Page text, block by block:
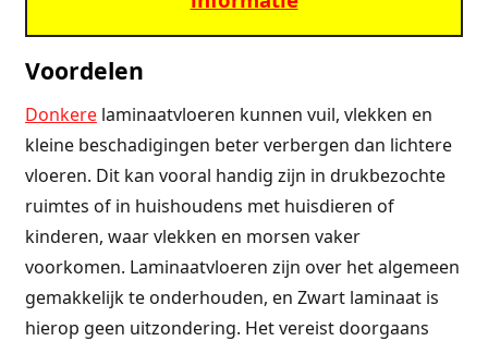
Voordelen
Donkerelaminaatvloeren kunnen vuil, vlekken en
kleine beschadigingen beter verbergen dan lichtere
vloeren. Dit kan vooral handig zijn in drukbezochte
ruimtes of in huishoudens met huisdieren of
kinderen, waar vlekken en morsen vaker
voorkomen. Laminaatvloeren zijn over het algemeen
gemakkelijk te onderhouden, en Zwart laminaat is
hierop geen uitzondering. Het vereist doorgaans